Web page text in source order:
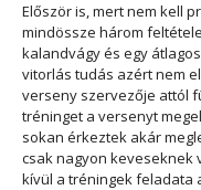
Először is, mert nem kell
mindössze három
kalandvágy és egy
vitorlás tudás azért nem
verseny szervezője attól
tréninget a versenyt
sokan érkeztek akár
csak nagyon keveseknek
kívül a tréningek feladata